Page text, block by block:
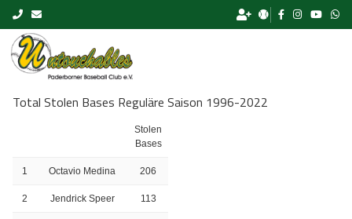
Skip to content
Total Stolen Bases Reguläre Saison 1996-2022
Stolen
Bases
1 Octavio Medina 206
2 Jendrick Speer 113